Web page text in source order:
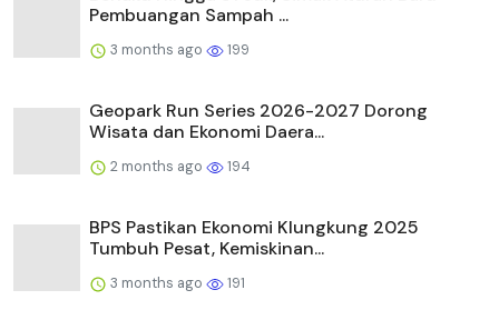
Pembuangan Sampah ...
3 months ago 199
Geopark Run Series 2026-2027 Dorong
Wisata dan Ekonomi Daera...
2 months ago 194
BPS Pastikan Ekonomi Klungkung 2025
Tumbuh Pesat, Kemiskinan...
3 months ago 191